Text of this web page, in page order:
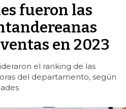
fueron las
en 2023
el ranking de las
del departamento, según